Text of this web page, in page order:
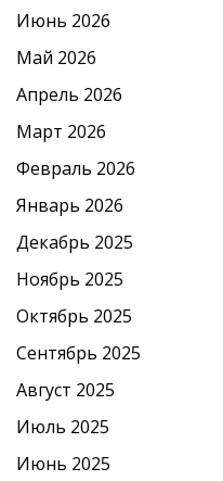
Июнь 2026
Май 2026
Апрель 2026
Март 2026
Февраль 2026
Январь 2026
Декабрь 2025
Ноябрь 2025
Октябрь 2025
Сентябрь 2025
Август 2025
Июль 2025
Июнь 2025